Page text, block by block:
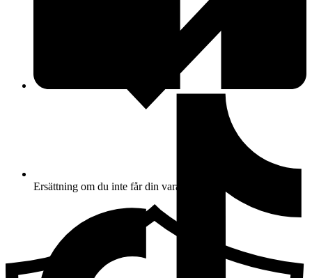
Ersättning om du inte får din vara